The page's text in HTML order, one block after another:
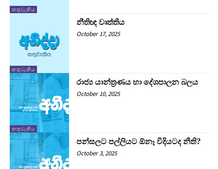
කතුවැකිය
කතුවැකිය
නීතිඥ වෘත්තිය
October 17, 2025
කතුවැකිය
රාජ්‍ය යාන්ත්‍රණය හා දේශපාලන බලය
October 10, 2025
පන්සලට පල්ලියට ඕනෑ විදියටද නීති?
October 3, 2025